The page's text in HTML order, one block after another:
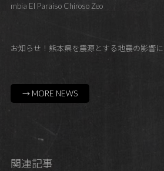
mbia El Paraíso Chiroso Zeo
お知らせ！熊本県を震源とする地震の影響
→ MORE NEWS
関連記事